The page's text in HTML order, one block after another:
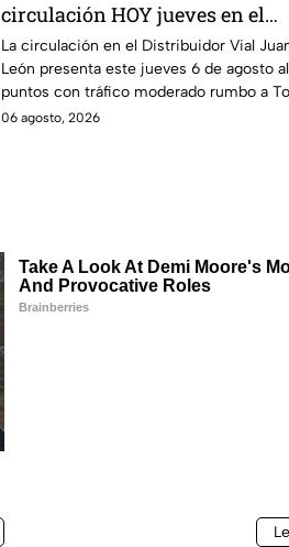
circulación HOY jueves en el
Distribuidor Juan Pablo II de
La circulación en el Distribuidor Vial
León presenta este jueves 6 de agosto
puntos con tráfico moderado rumbo a
y la zona de Mulza.
06 agosto, 2026